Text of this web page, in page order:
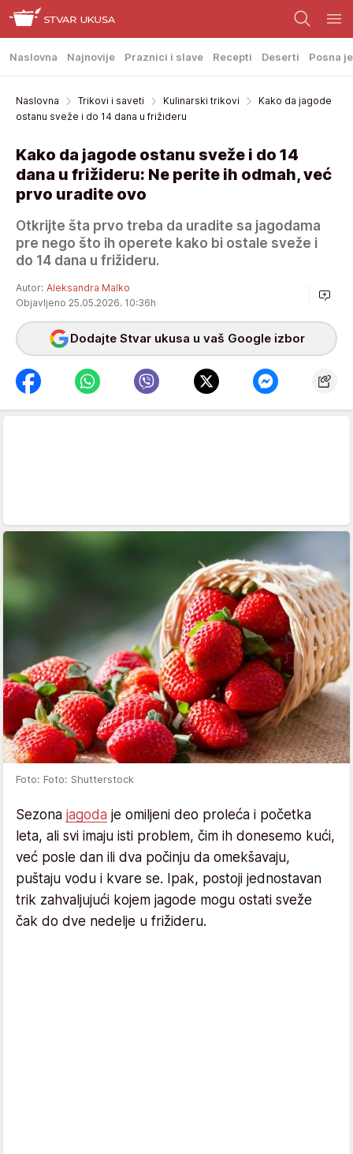
Naslovna Najnovije Praznici i slave Recepti Deserti Posna
Naslovna Trikovi i saveti Kulinarski trikovi
Kako da jagode
ostanu sveže i do 14 dana u frižideru
Kako da jagode ostanu sveže i do 14
dana u frižideru: Ne perite ih odmah, već
prvo uradite ovo
Otkrijte šta prvo treba da uradite sa jagodama
pre nego što ih operete kako bi ostale sveže i
do 14 dana u frižideru.
Autor: Aleksandra Malko
Objavljeno 25.05.2026. 10:36h
Dodajte Stvar ukusa u vaš Google izbor
Foto: Foto: Shutterstock
Sezona jagoda je omiljeni deo proleća i početka
leta, ali svi imaju isti problem, čim ih donesemo kući,
već posle dan ili dva počinju da omekšavaju,
puštaju vodu i kvare se. Ipak, postoji jednostavan
trik zahvaljujući kojem jagode mogu ostati sveže
čak do dve nedelje u frižideru.